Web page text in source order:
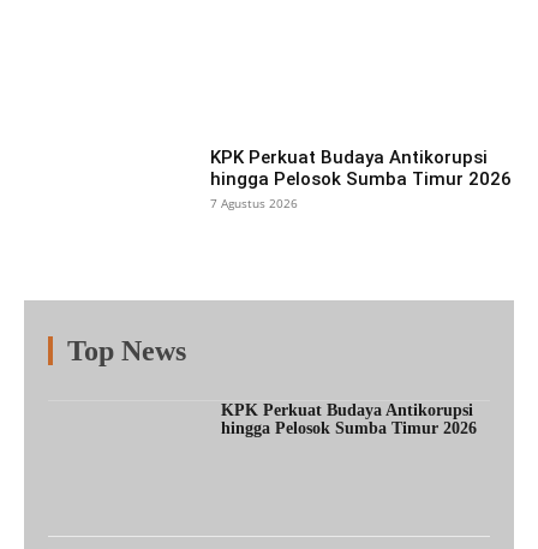
KPK Perkuat Budaya Antikorupsi
hingga Pelosok Sumba Timur 2026
7 Agustus 2026
Top News
KPK Perkuat Budaya Antikorupsi
hingga Pelosok Sumba Timur 2026